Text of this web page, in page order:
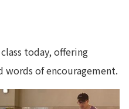
today, offering
of encouragement.